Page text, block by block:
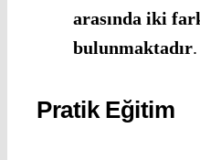
arasında iki
bulunmaktadır.
Pratik Eğitim